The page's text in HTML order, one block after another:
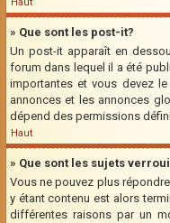
» Que sont les post-it?
Un post-it apparaît en
forum dans lequel il a été
importantes et vous devez
annonces et les annonces
dépend des permissions
Haut
» Que sont les sujets
Vous ne pouvez plus
y étant contenu est alors
différentes raisons par un